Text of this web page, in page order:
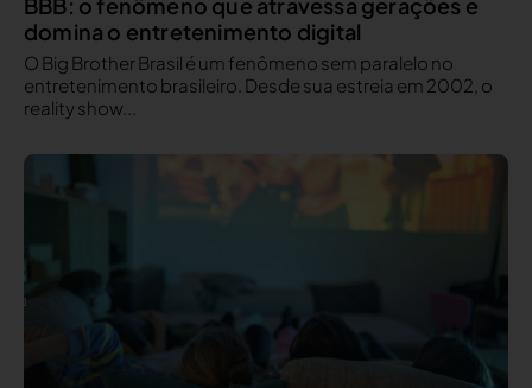
domina o entretenimento digital
O Big Brother Brasil é um fenômeno sem paralelo no
entretenimento brasileiro. Desde sua estreia em 2002, o
reality show...